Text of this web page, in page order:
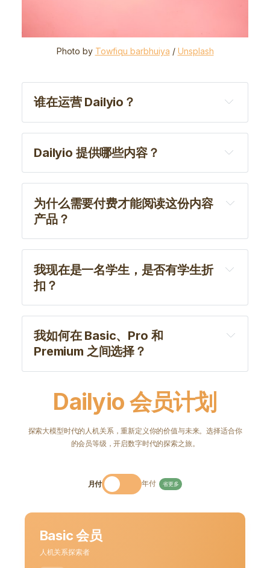
Photo by Towfiqu barbhuiya / Unsplash
谁在运营 Dailyio？
Dailyio 提供哪些内容？
：人机协作的个体实践
不只是教你使用工具，更是
帮助你重构思维方式
：解码大模型产业与应用
前沿内容
全球 AI 产业分析：从华尔街、硅谷、北京、杭
州的视角透视产业发展脉络
落地案例解读：揭示大模型如何重构各行业的人
人工智能与人类关系的深度文章
为什么需要付费才能阅读这份内容
产品？
内容产品的商业模式非常简单——读者付费购买
优质信息，内容生产者持续生产更多有价值的信
息
我现在是一名学生，是否有学生折
扣？
专属通道
我如何在 Basic、Pro 和
Premium 之间选择？
Dailyio 会员计划
探索大模型时代的人机关系，重新定义你的价值与未来。选择适合你
的会员等级，开启数字时代的探索之旅。
月付 年付 省更多
Basic 会员
人机关系探索者